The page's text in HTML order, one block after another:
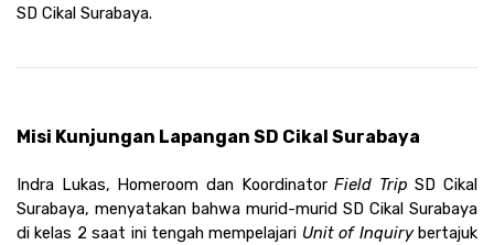
SD Cikal Surabaya.
Misi Kunjungan Lapangan SD Cikal Surabaya
Indra Lukas, Homeroom dan Koordinator Field Trip SD Cikal
Surabaya, menyatakan bahwa murid-murid SD Cikal Surabaya
di kelas 2 saat ini tengah mempelajari Unit of Inquiry bertajuk